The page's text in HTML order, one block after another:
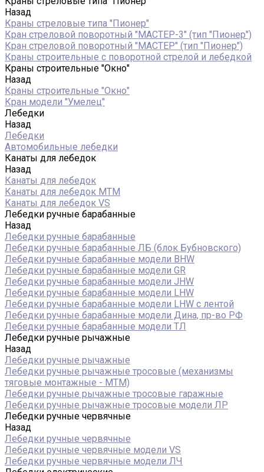
Назад
Краны стреловые типа "Пионер"
Кран стреловой поворотный "МАСТЕР-3" (тип "Пионер")
Кран стреловой поворотный "МАСТЕР" (тип "Пионер")
Краны строительные с поворотной стрелой и лебедкой
Краны строительные "Окно"
Назад
Краны строительные "Окно"
Кран модели "Умелец"
Лебедки
Назад
Лебедки
Автомобильные лебедки
Канаты для лебедок
Назад
Канаты для лебедок
Канаты для лебедок MTM
Канаты для лебедок VS
Лебедки ручные барабанные
Назад
Лебедки ручные барабанные
Лебедки ручные барабанные ЛБ (блок Бубновского)
Лебедки ручные барабанные модели BHW
Лебедки ручные барабанные модели GR
Лебедки ручные барабанные модели JHW
Лебедки ручные барабанные модели LHW
Лебедки ручные барабанные модели LHW c лентой
Лебедки ручные барабанные модели Дина, пр-во РФ
Лебедки ручные барабанные модели ТЛ
Лебедки ручные рычажные
Назад
Лебедки ручные рычажные
Лебедки ручные рычажные тросовые (механизмы
тяговые монтажные - МТМ)
Лебедки ручные рычажные тросовые гаражные
Лебедки ручные рычажные тросовые модели ЛР
Лебедки ручные червячные
Назад
Лебедки ручные червячные
Лебедки ручные червячные модели VS
Лебедки ручные червячные модели ЛЧ